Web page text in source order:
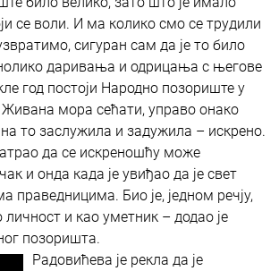
се воли. И ма колико смо се трудили
сигуран сам да је то било
даривања и одрицања с његове
год постоји Народно позориште у
Живана мора сећати, управо онако
то заслужила и задужила – искрено.
да се искреношћу може
и онда када је увиђао да је свет
праведницима. Био је, једном речју,
и као уметник – додао је
позоришта.
Радовићева је рекла да је